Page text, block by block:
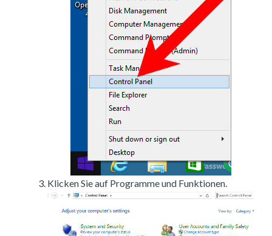
Klicken Sie auf Programme und Funktionen.